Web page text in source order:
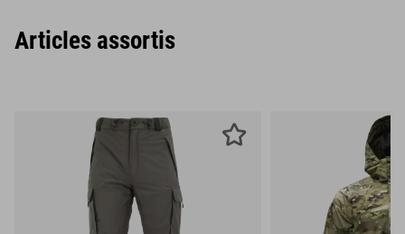
Articles assortis